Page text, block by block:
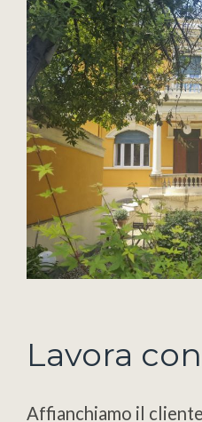
Lavora
Affianchiamo il